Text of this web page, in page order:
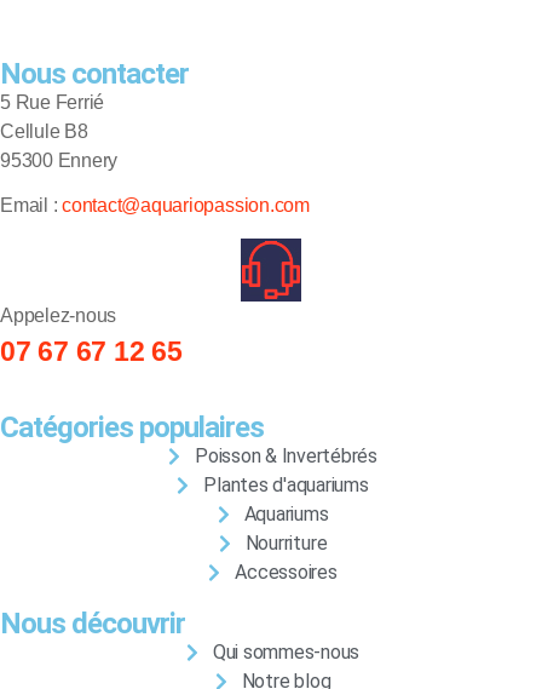
Nous contacter
5 Rue Ferrié
Cellule B8
95300 Ennery
Email :contact@aquariopassion.com
Appelez-nous
07 67 67 12 65
Catégories populaires
Poisson & Invertébrés
Plantes d'aquariums
Aquariums
Nourriture
Accessoires
Nous découvrir
Qui sommes-nous
Notre blog